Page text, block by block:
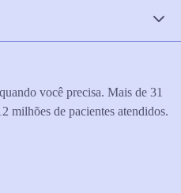
você precisa. Mais de 31
milhões de pacientes atendidos.